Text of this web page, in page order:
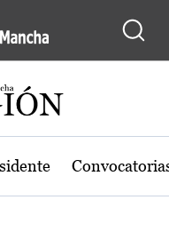
Castilla-La